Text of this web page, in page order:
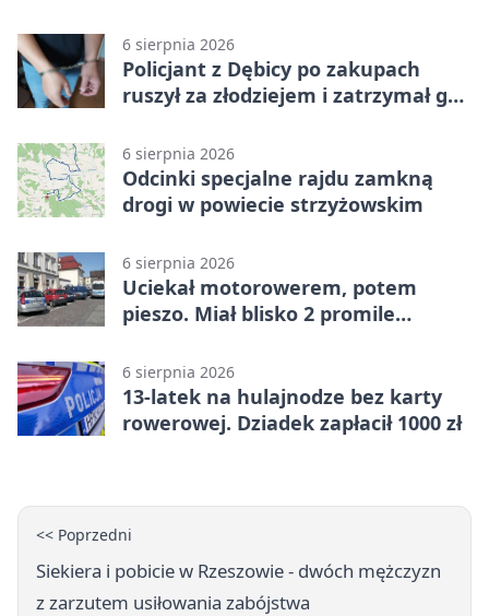
6 sierpnia 2026
Policjant z Dębicy po zakupach
ruszył za złodziejem i zatrzymał go
6 sierpnia 2026
Odcinki specjalne rajdu zamkną
drogi w powiecie strzyżowskim
6 sierpnia 2026
Uciekał motorowerem, potem
pieszo. Miał blisko 2 promile
6 sierpnia 2026
13-latek na hulajnodze bez karty
rowerowej. Dziadek zapłacił 1000 zł
<< Poprzedni
Siekiera i pobicie w Rzeszowie - dwóch mężczyzn
z zarzutem usiłowania zabójstwa